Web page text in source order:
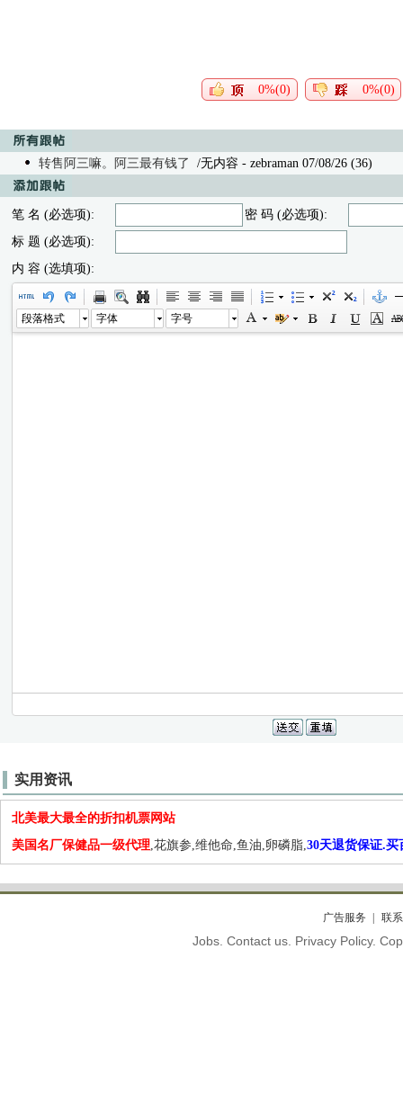
0%(0) 0%(0)
转售阿三嘛。阿三最有钱了 /无内容 - zebraman 07/08/26 (36)
笔 名 (必选项):
密 码 (必选项):
标 题 (必选项):
内 容 (选填项):
段落格式 字体 字号
实用资讯
北美最大最全的折扣机票网站
美国名厂保健品一级代理,花旗参,维他命,鱼油,卵磷脂,30天退货保证.买
广告服务 联
Jobs. Contact us. Privacy Policy.